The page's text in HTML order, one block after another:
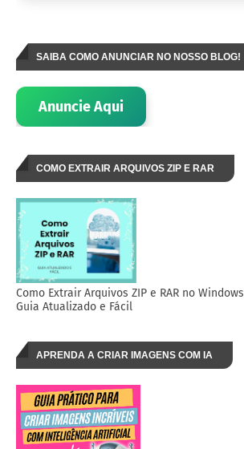
SAIBA COMO ANUNCIAR NO NOSSO BLOG!
Anuncie Aqui
COMO EXTRAIR ARQUIVOS ZIP E RAR
Como Extrair Arquivos ZIP e RAR no
Guia Atualizado e Fácil
APRENDA A CRIAR IMAGENS COM IA